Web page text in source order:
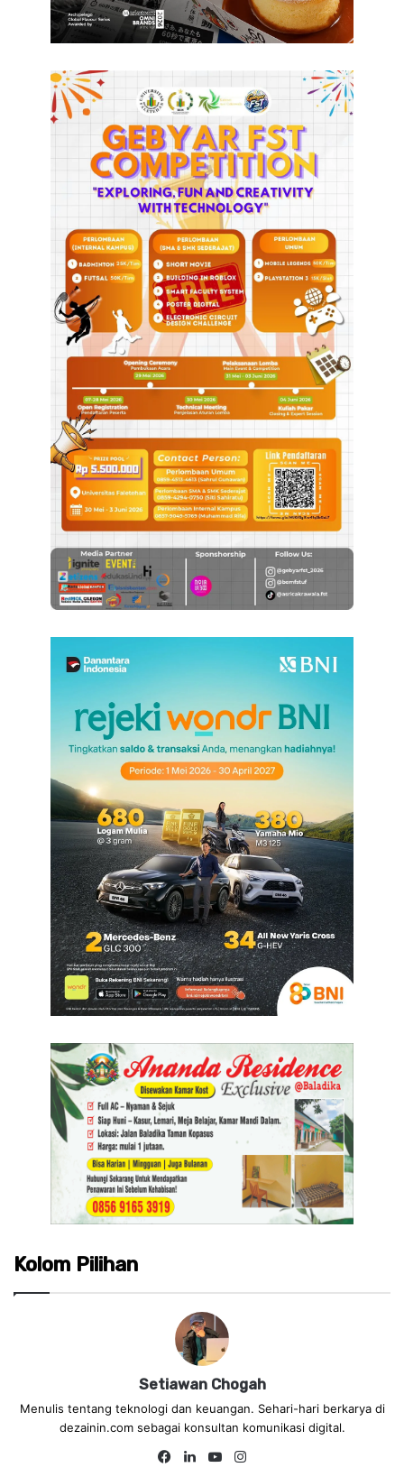
Kolom Pilihan
Setiawan Chogah
Menulis tentang teknologi dan keuangan. Sehari-hari berkarya di
dezainin.com sebagai konsultan komunikasi digital.
Fa
Lin
Yo